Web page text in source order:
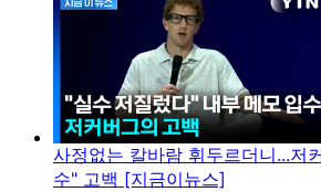
사정없는 칼바람 휘두르더니...저
수" 고백 [지금이뉴스]